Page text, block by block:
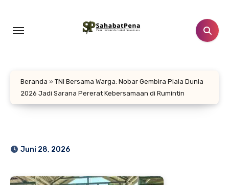
konten
Beranda » TNI Bersama Warga: Nobar Gembira Piala Dunia
2026 Jadi Sarana Pererat Kebersamaan di Rumintin
Juni 28, 2026